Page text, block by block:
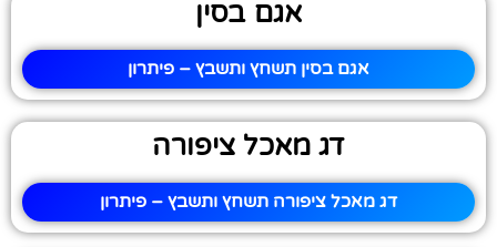
אגם בסין
אגם בסין תשחץ ותשבץ – פיתרון
דג מאכל ציפורה
דג מאכל ציפורה תשחץ ותשבץ – פיתרון